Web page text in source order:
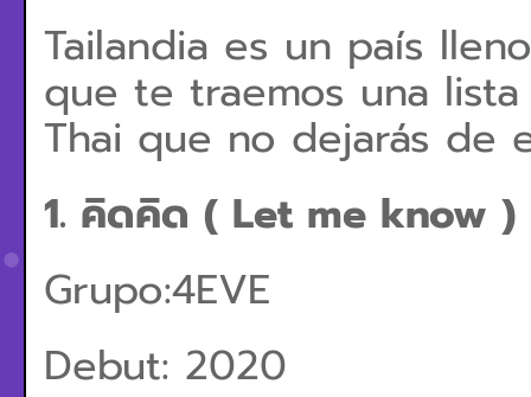
Tailandia es un país
que te traemos una
Thai que no dejarás de
1. คิดคิด ( Let me know )
Grupo:4EVE
Debut: 2020